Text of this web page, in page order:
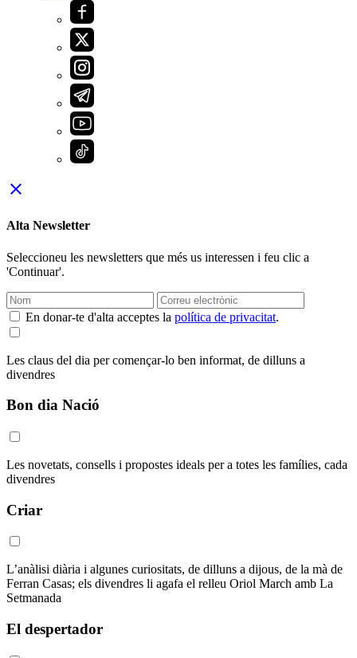
close
Alta Newsletter
Seleccioneu les newsletters que més us interessen i feu clic a
'Continuar'.
En donar-te d'alta acceptes la política de privacitat.
Les claus del dia per començar-lo ben informat, de dilluns a
divendres
Bon dia Nació
Les novetats, consells i propostes ideals per a totes les famílies, cada
divendres
Criar
L’anàlisi diària i algunes curiositats, de dilluns a dijous, de la mà de
Ferran Casas; els divendres li agafa el relleu Oriol March amb La
Setmanada
El despertador